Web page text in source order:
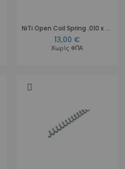
NiTi Open Coil Spring .010 x .036, 18 cm
13,00 €
Χωρίς ΦΠΑ